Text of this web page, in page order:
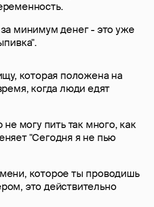
минимум денег - это уже
которая положена на
когда люди едят
не могу пить так много, как
"Сегодня я не пью
которое ты проводишь
это действительно